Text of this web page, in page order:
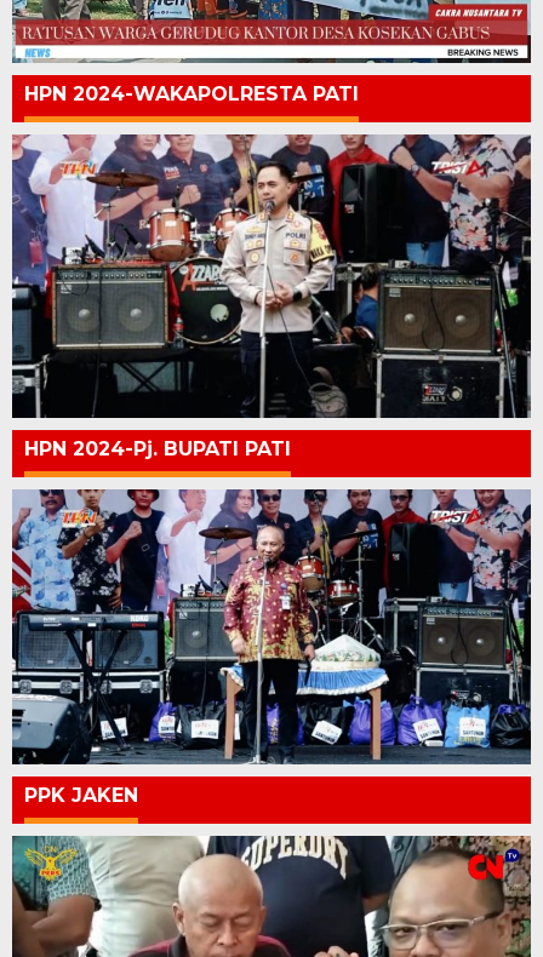
HPN 2024-WAKAPOLRESTA PATI
HPN 2024-Pj. BUPATI PATI
PPK JAKEN